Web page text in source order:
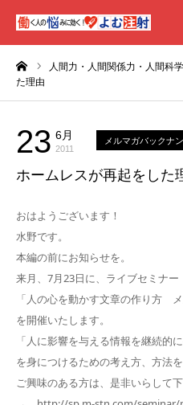
人間力・人間関係力・人間科
た理由
23 6月
2011
メルマガバックナ
ホームレスが再起をした
おはようございます！
水野です。
本編の前にお知らせを。
来月、7月23日に、ライブセミナー
「人の心を動かす文章の作り方
を開催いたします。
「人に影響を与える情報を継続的
を身につけるための考え方、方法
ご興味のある方は、是非いらして下